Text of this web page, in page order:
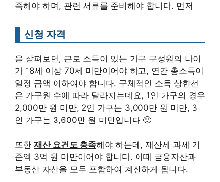
족해야 하며, 관련 서류를 준비해야 합니다. 먼저
신청 자격
을 살펴보면, 근로 소득이 있는 가구 구성원의 나이
가 18세 이상 70세 미만이어야 하고, 연간 총소득이
일정 금액 이하여야 합니다. 구체적인 소득 상한선
은 가구원 수에 따라 달라지는데요, 1인 가구의 경우
2,000만 원 미만, 2인 가구는 3,000만 원 미만, 3
인 가구는 3,600만 원 미만입니다 🙂
또한 재산 요건도 충족해야 하는데, 재산세 과세 기
준액 3억 원 미만이어야 합니다. 이때 금융자산과
부동산 자산을 모두 포함하여 계산하게 됩니다.